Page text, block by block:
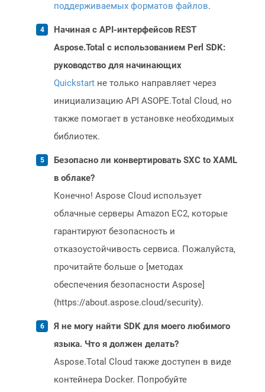
поддерживаемых форматов файлов.
Начиная с API-интерфейсов REST
Aspose.Total с использованием Perl SDK:
руководство для начинающих
Quickstart не только направляет через
инициализацию API ASOPE.Total Cloud, но
также помогает в установке необходимых
библиотек.
Безопасно ли конвертировать SXC to XAML
в облаке?
Конечно! Aspose Cloud использует
облачные серверы Amazon EC2, которые
гарантируют безопасность и
отказоустойчивость сервиса. Пожалуйста,
прочитайте больше о [методах
обеспечения безопасности Aspose]
(https://about.aspose.cloud/security).
Я не могу найти SDK для моего любимого
языка. Что я должен делать?
Aspose.Total Cloud также доступен в виде
контейнера Docker. Попробуйте